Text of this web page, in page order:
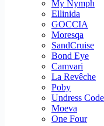
My Nymph
Ellinida
GOCCIA
Moresqa
SandCruise
Bond Eye
Camvari
La Revêche
Poby
Undress Code
Moeva
One Four